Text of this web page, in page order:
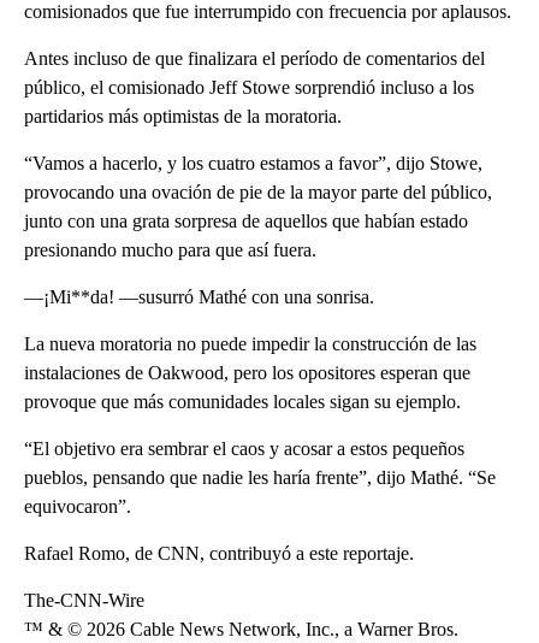
comisionados que fue interrumpido con frecuencia por aplausos.
Antes incluso de que finalizara el período de comentarios del
público, el comisionado Jeff Stowe sorprendió incluso a los
partidarios más optimistas de la moratoria.
“Vamos a hacerlo, y los cuatro estamos a favor”, dijo Stowe,
provocando una ovación de pie de la mayor parte del público,
junto con una grata sorpresa de aquellos que habían estado
presionando mucho para que así fuera.
—¡Mi**da! —susurró Mathé con una sonrisa.
La nueva moratoria no puede impedir la construcción de las
instalaciones de Oakwood, pero los opositores esperan que
provoque que más comunidades locales sigan su ejemplo.
“El objetivo era sembrar el caos y acosar a estos pequeños
pueblos, pensando que nadie les haría frente”, dijo Mathé. “Se
equivocaron”.
Rafael Romo, de CNN, contribuyó a este reportaje.
The-CNN-Wire
™ & © 2026 Cable News Network, Inc., a Warner Bros.